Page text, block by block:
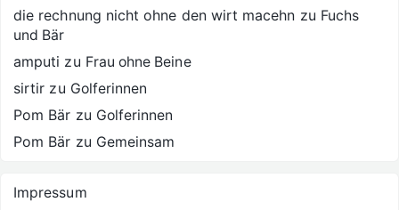
die rechnung nicht ohne den wirt macehn zu Fuchs
und Bär
amputi zu Frau ohne Beine
sirtir zu Golferinnen
Pom Bär zu Golferinnen
Pom Bär zu Gemeinsam
Impressum